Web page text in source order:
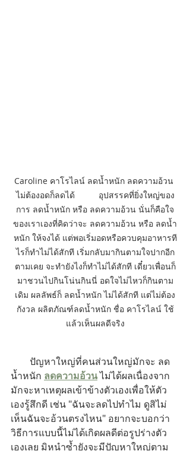
Caroline คาโรไลน์ ลดน้ำหนัก ลดความอ้วน
ไม่ต้องอดก็ลดได้          อุปสรรคที่ยิ่งใหญ่ของ
การ ลดน้ำหนัก หรือ ลดความอ้วน นั่นก็คือใจ
ของเราเองที่คิดว่าจะ ลดความอ้วน หรือ ลดน้ำ
หนัก ให้จงได้ แต่พอเริ่มอดหรือควบคุมอาหารที
ไรก็ทำไม่ได้สักที เริ่มกลับมากินตามใจปากอีก
ตามเคย จะทำยังไงก็ทำไม่ได้สักที เดี๋ยวเพื่อนก็
มาชวนไปกินโน่นกินนี่ อดใจไม่ไหวก็กินตาม
เดิม ผลลัพธ์ก็ ลดน้ำหนัก ไม่ได้สักที แต่ไม่ต้อง
กังวล ผลิตภัณฑ์ลดน้ำหนัก ชื่อ คาโรไลน์ ใช้
แล้วเห็นผลดีจริง
น้ำหนัก ลดความอ้วน ไม่ได้ผลเนื่องจาก
มักจะหาเหตุผลเข้าข้างตัวเองเพื่อให้ตัว
เองรู้สึกดี เช่น "ฉันจะลดไปทำไม ดูสิไม่
เห็นฉันจะอ้วนตรงไหน" อยากจะบอกว่า
วิธีการแบบนี้ไม่ได้เกิดผลดีต่อรูปร่างตัว
เองเลย มิหนำซ้ำยังจะมีปัญหาใหญ่ตาม